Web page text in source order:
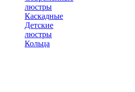
люстры
Каскадные
Детские
люстры
Кольца